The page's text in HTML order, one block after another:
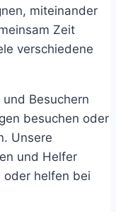
miteinander
Zeit
verschiedene
Besuchern
besuchen oder
Unsere
und Helfer
oder helfen bei